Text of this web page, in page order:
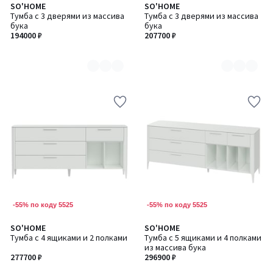
SO'HOME
Тумба с 3 дверями из массива
бука
194000 ₽
Количество
цветов:
6
SO'HOME
Тумба с 3 дверями из массива
бука
207700 ₽
Количество
цветов:
6
-55% по коду 5525
SO'HOME
Тумба с 4 ящиками и 2 полками
277700 ₽
Количество
цветов:
6
-55% по коду 5525
SO'HOME
Тумба с 5 ящиками и 4 полками
из массива бука
296900 ₽
Количество
цветов:
6